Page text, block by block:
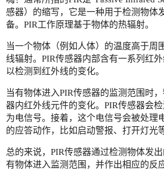
感器）的缩写，它是一种用于检测物体
备。PIR工作原理基于物体的热辐射。
当一个物体（例如人体）的温度高于周
线辐射。PIR传感器内部含有一系列红
以检测到红外线的变化。
当有物体进入PIR传感器的监测范围时
器内红外线元件的变化。PIR传感器会
为电信号。接着，这个电信号会被处理
的应答动作，比如启动警报、打开灯光
总的来说，PIR传感器通过检测物体发
有物体进入监测范围，并作出相应的反应